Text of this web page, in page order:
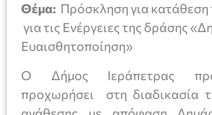
Θέμα: Πρόσκληση για
για τις Ενέργειες της δράσης
Ευαισθητοποίηση»
Ο Δήμος Ιεράπετρας
προχωρήσει στη διαδικασία